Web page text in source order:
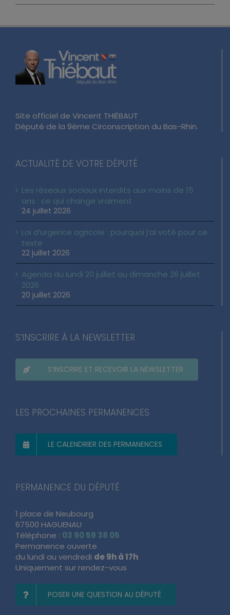
Site officiel de Vincent THIÉBAUT
Député de la 9ème Circonscription du Bas-Rhin.
ACTUALITÉ DE VOTRE DÉPUTÉ
Les réseaux sociaux interdits aux moins de 15
ans : ce qui change vraiment
24 juillet 2026
Loi d’urgence agricole : pourquoi j’ai voté pour ce
texte
22 juillet 2026
Agenda du lundi 20 juillet au dimanche 26 juillet
2026
20 juillet 2026
S’INSCRIRE À LA NEWSLETTER
S’INSCRIRE ET RECEVOIR LA NEWSLETTER
LES PROCHAINES PERMANENCES
LE CALENDRIER DES PERMANENCES
PERMANENCE DU DÉPUTÉ
1 place de Neubourg
67500 HAGUENAU
Téléphone : 03 90 59 38 05
Permanence ouverte
du lundi au vendredi de 9h à 17h
Uniquement sur rendez-vous
POSER UNE QUESTION AU DÉPUTÉ